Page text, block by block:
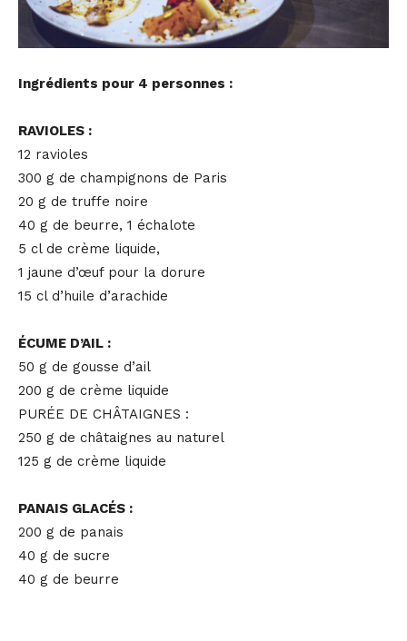
Ingrédients pour 4 personnes :
RAVIOLES :
12 ravioles
300 g de champignons de Paris
20 g de truffe noire
40 g de beurre, 1 échalote
5 cl de crème liquide,
1 jaune d’œuf pour la dorure
15 cl d’huile d’arachide
ÉCUME D’AIL :
50 g de gousse d’ail
200 g de crème liquide
PURÉE DE CHÂTAIGNES :
250 g de châtaignes au naturel
125 g de crème liquide
PANAIS GLACÉS :
200 g de panais
40 g de sucre
40 g de beurre